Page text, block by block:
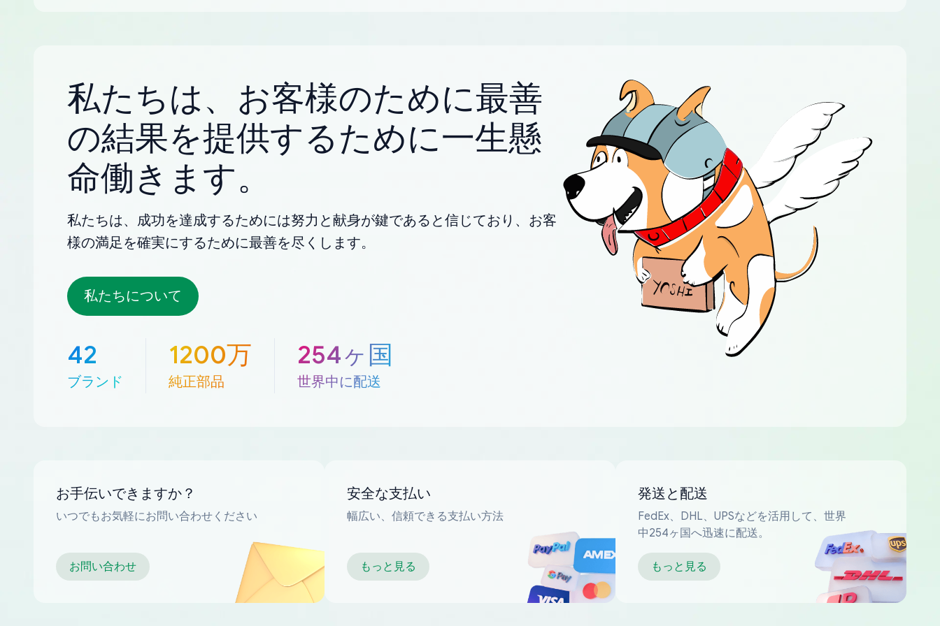
私たちは、お客様のために最善
の結果を提供するために一生懸
命働きます。
私たちは、成功を達成するためには努力と献身が鍵であると信じており、お客
様の満足を確実にするために最善を尽くします。
私たちについて
42
ブランド
1200万
純正部品
254ヶ国
世界中に配送
お手伝いできますか？
いつでもお気軽にお問い合わせください
お問い合わせ
安全な支払い
幅広い、信頼できる支払い方法
もっと見る
発送と配送
FedEx、DHL、UPSなどを活用して、世界
中254ヶ国へ迅速に配送。
もっと見る